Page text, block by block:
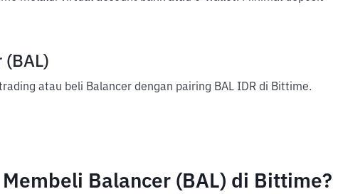
(BAL)
atau beli Balancer dengan pairing BAL IDR di Bittime.
Membeli Balancer (BAL) di Bittime?